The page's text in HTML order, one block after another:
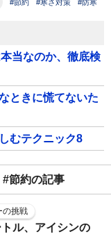
#節約 #寒さ対策 #防寒
当なのか、徹底検
ときに慌てないた
むテクニック8
#節約の記事
の挑戦
ル、アイシンの